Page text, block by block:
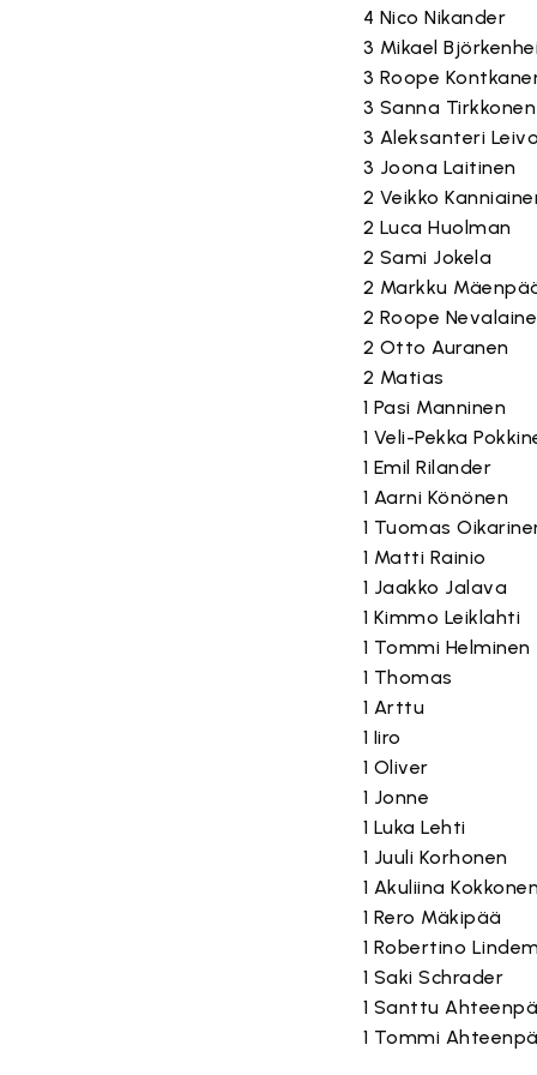
4 Nico Nikander
3 Mikael
3 Roope
3 Sanna Tirkkonen
3 Aleksanteri Leivo
3 Joona Laitinen
2 Veikko
2 Luca Huolman
2 Sami Jokela
2 Markku
2 Roope
2 Otto Auranen
2 Matias
1 Pasi Manninen
1 Veli-Pekka
1 Emil Rilander
1 Aarni Könönen
1 Tuomas
1 Matti Rainio
1 Jaakko Jalava
1 Kimmo Leiklahti
1 Tommi Helminen
1 Thomas
1 Arttu
1 Iiro
1 Oliver
1 Jonne
1 Luka Lehti
1 Juuli Korhonen
1 Akuliina Kokkonen
1 Rero Mäkipää
1 Robertino
1 Saki Schrader
1 Santtu
1 Tommi